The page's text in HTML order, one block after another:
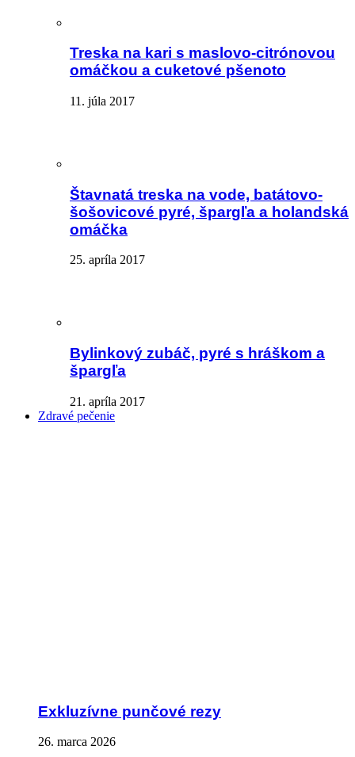
Treska na kari s maslovo-citrónovou
omáčkou a cuketové pšenoto
11. júla 2017
Štavnatá treska na vode, batátovo-
šošovicové pyré, špargľa a holandská
omáčka
25. apríla 2017
Bylinkový zubáč, pyré s hráškom a
špargľa
21. apríla 2017
Zdravé pečenie
Exkluzívne punčové rezy
26. marca 2026